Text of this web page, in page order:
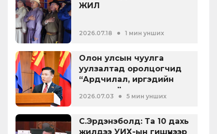
ЖИЛ
2026.07.18 • 1 мин унших
Олон улсын чуулга
уулзалтад оролцогчид
“Ардчилал, иргэдийн
оролцоо” сэдвээр
хэлэлцүүлэг өрнүүллээ
2026.07.03 • 5 мин унших
С.Эрдэнэболд: Та 10 дахь
жилдээ УИХ-ын гишүүнээр